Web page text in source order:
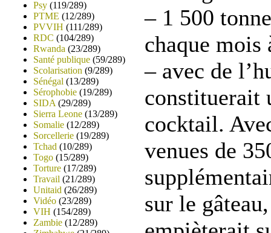
Psy (119/289)
PTME (12/289)
PVVIH (111/289)
RDC (104/289)
Rwanda (23/289)
Santé publique (59/289)
Scolarisation (9/289)
Sénégal (13/289)
Sérophobie (19/289)
SIDA (29/289)
Sierra Leone (13/289)
Somalie (12/289)
Sorcellerie (19/289)
Tchad (10/289)
Togo (15/289)
Torture (17/289)
Travail (21/289)
Unitaid (26/289)
Vidéo (23/289)
VIH (154/289)
Zambie (12/289)
– 1 500
chaque
– avec de
constituerait
cocktail.
venues de
sur le